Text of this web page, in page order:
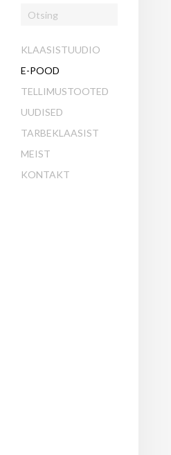
KLAASISTUUDIO
E-POOD
TELLIMUSTOOTED
UUDISED
TARBEKLAASIST
MEIST
KONTAKT